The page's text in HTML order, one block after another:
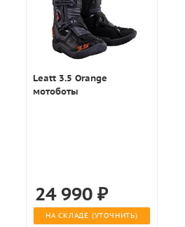
Leatt 3.5 Orange
мотоботы
24 990₽
НА СКЛАДЕ (УТОЧНИТЬ)